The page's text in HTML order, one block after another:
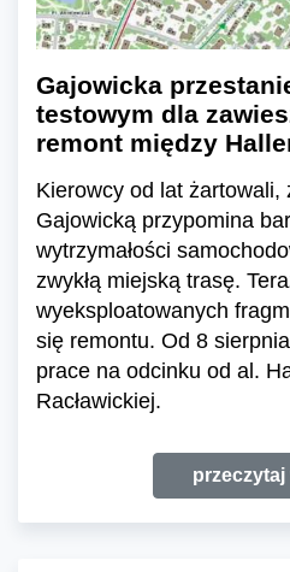
Gajowicka
testowym dla
remont między
Kierowcy od lat żartowali,
Gajowicką przypomina
wytrzymałości
zwykłą miejską trasę.
wyeksploatowanych
się remontu. Od 8
prace na odcinku od al.
Racławickiej.
przeczytaj